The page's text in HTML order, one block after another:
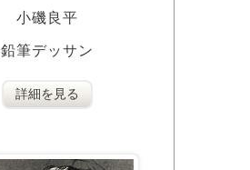
小磯良平
鉛筆デッサン
詳細を見る